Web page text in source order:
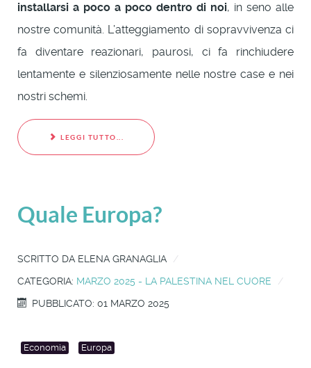
installarsi a poco a poco dentro di noi, in seno alle
nostre comunità. L’atteggiamento di sopravvivenza ci
fa diventare reazionari, paurosi, ci fa rinchiudere
lentamente e silenziosamente nelle nostre case e nei
nostri schemi.
LEGGI TUTTO...
Quale Europa?
SCRITTO DA ELENA GRANAGLIA
CATEGORIA: MARZO 2025 - LA PALESTINA NEL CUORE
PUBBLICATO: 01 MARZO 2025
Economia Europa